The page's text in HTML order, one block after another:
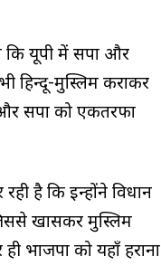
कि यूपी में सपा और
हिन्दू-मुस्लिम कराकर
सपा को एकतरफा
है कि इन्होंने विधान
खासकर मुस्लिम
भाजपा को यहाँ हराना